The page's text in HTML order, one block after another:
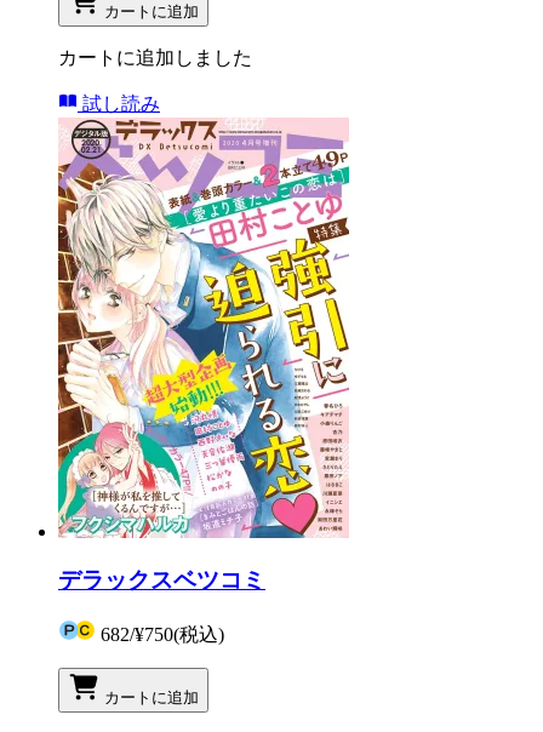
カートに追加
カートに追加しました
試し読み
デラックスベツコミ
682/¥750(税込)
カートに追加